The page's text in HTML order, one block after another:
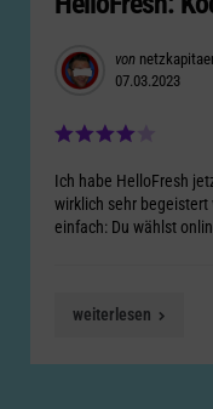
Posted
by
von
07.03.2023
Ich habe HelloFresh
wirklich sehr begeistert
einfach: Du wählst
weiterlesen